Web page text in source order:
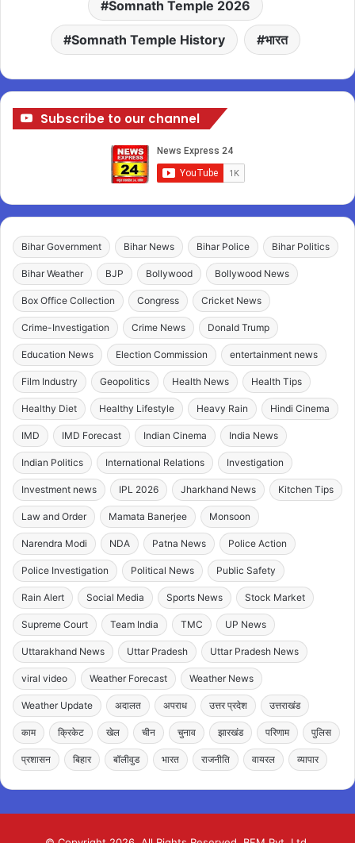
Somnath Temple 2026
Somnath Temple History भारत
Subscribe to our channel
Bihar Government Bihar News Bihar Police Bihar Politics
Bihar Weather BJP Bollywood Bollywood News
Box Office Collection Congress Cricket News
Crime-Investigation Crime News Donald Trump
Education News Election Commission entertainment news
Film Industry Geopolitics Health News Health Tips
Healthy Diet Healthy Lifestyle Heavy Rain Hindi Cinema
IMD IMD Forecast Indian Cinema India News
Indian Politics International Relations Investigation
Investment news IPL 2026 Jharkhand News Kitchen Tips
Law and Order Mamata Banerjee Monsoon
Narendra Modi NDA Patna News Police Action
Police Investigation Political News Public Safety
Rain Alert Social Media Sports News Stock Market
Supreme Court Team India TMC UP News
Uttarakhand News Uttar Pradesh Uttar Pradesh News
viral video Weather Forecast Weather News
Weather Update अदालत अपराध उत्तर प्रदेश उत्तराखंड
काम क्रिकेट खेल चीन चुनाव झारखंड परिणाम पुलिस
प्रशासन बिहार बॉलीवुड भारत राजनीति वायरल व्यापार